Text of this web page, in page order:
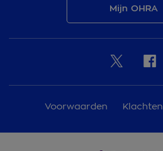
Mijn OHRA
Voorwaarden Klachten